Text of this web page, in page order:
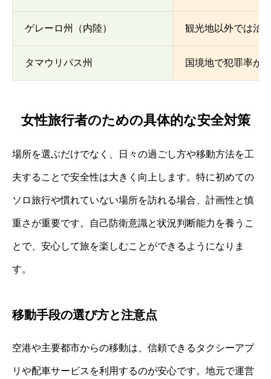
ゲレーロ州（内陸） 観光地以外では治
タマウリパス州 国境地で犯罪率が
女性旅行者のための具体的な安全対策
場所を選ぶだけでなく、日々の過ごし方や移動方法を工
夫することで安全性は大きく向上します。特に初めての
ソロ旅行や慣れていない場所を訪れる場合、計画性と慎
重さが重要です。自己防衛意識と状況判断能力を養うこ
とで、安心して旅を楽しむことができるようになりま
す。
移動手段の選び方と注意点
空港や主要都市からの移動は、信頼できるタクシーアプ
リや配車サービスを利用するのが安心です。地元で運営